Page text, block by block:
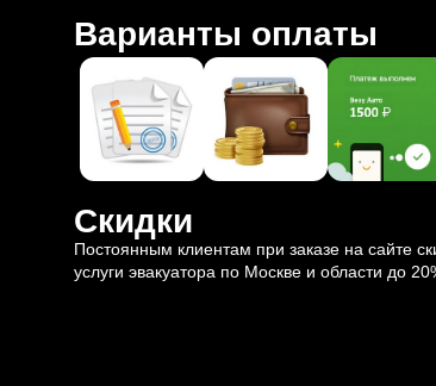
Варианты оплаты
Скидки
Постоянным клиентам при заказе на сайте
услуги эвакуатора по Москве и области до